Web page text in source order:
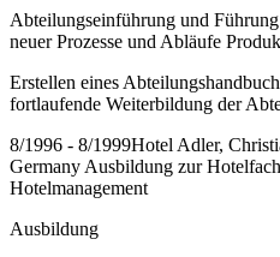
Abteilungseinführung und
neuer Prozesse und Abläufe
Erstellen eines
fortlaufende Weiterbildung der
8/1996 - 8/1999Hotel Adler,
Germany Ausbildung zur
Hotelmanagement
Ausbildung